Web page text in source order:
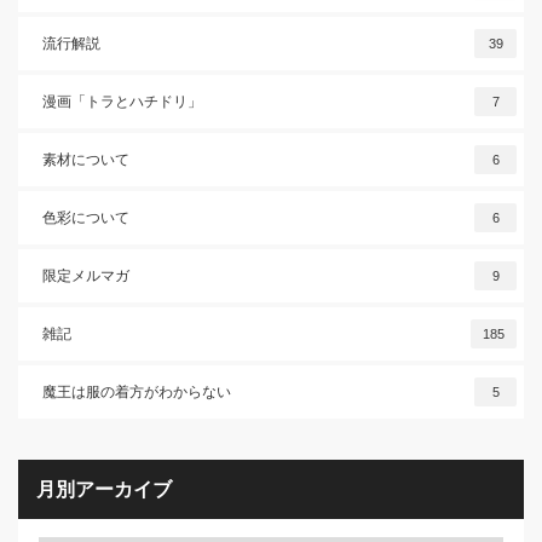
流行解説 39
漫画「トラとハチドリ」 7
素材について 6
色彩について 6
限定メルマガ 9
雑記 185
魔王は服の着方がわからない 5
月別アーカイブ